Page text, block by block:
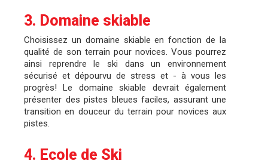
3. Domaine skiable
Choisissez un domaine skiable en fonction de la
qualité de son terrain pour novices. Vous pourrez
ainsi reprendre le ski dans un environnement
sécurisé et dépourvu de stress et - à vous les
progrès! Le domaine skiable devrait également
présenter des pistes bleues faciles, assurant une
transition en douceur du terrain pour novices aux
pistes.
4. Ecole de Ski